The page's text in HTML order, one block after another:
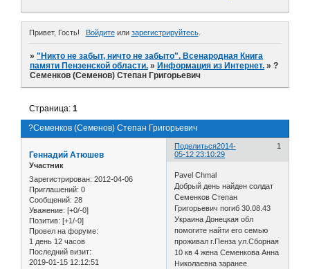
Привет, Гость! Войдитеили зарегистрируйтесь.
»"Никто не забыт, ничто не забыто". Всенародная Книга
памяти Пензенской области. » Информация из Интернет. »?
Семенков (Семенов) Степан Григорьевич
?Семенков (Семенов) Степан Григорьевич
Страница:1
Поделиться 1
2014-
05-12 23:10:29
Геннадий Атюшев
Участник
Зарегистрирован: 2012-04-06
Приглашений: 0
Сообщений: 28
Уважение: [+0/-0]
Позитив: [+1/-0]
Провел на форуме:
1 день 12 часов
Последний визит:
2019-01-15 12:12:51
Pavel Chmal
Добрый день найден солдат
Семенков Степан
Григорьевич погиб 30.08.43
Украина Донецкая обл
помогите найти его семью
проживал г.Пенза ул.Сборная
10 кв 4 жена Семенкова Анна
Николаевна заранее